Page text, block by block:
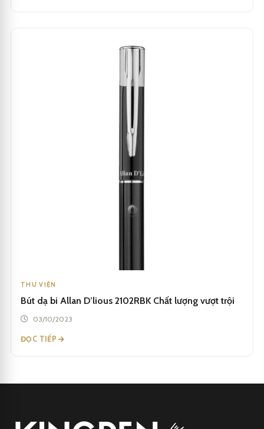
THƯ VIỆN
Bút dạ bi Allan D’lious 2102RBK Chất lượng vượt trội
03/10/2023
ĐỌC TIẾP